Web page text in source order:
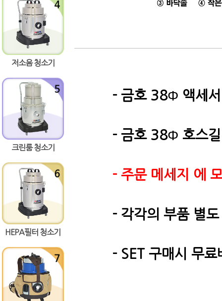
저소음 청소기
크린룸 청소기
HEPA필터 청소기
- 금호 38Φ 액세
- 금호 38Φ 호스
- 주문 메세지 에
- 각각의 부품 별
- SET 구매시 무료